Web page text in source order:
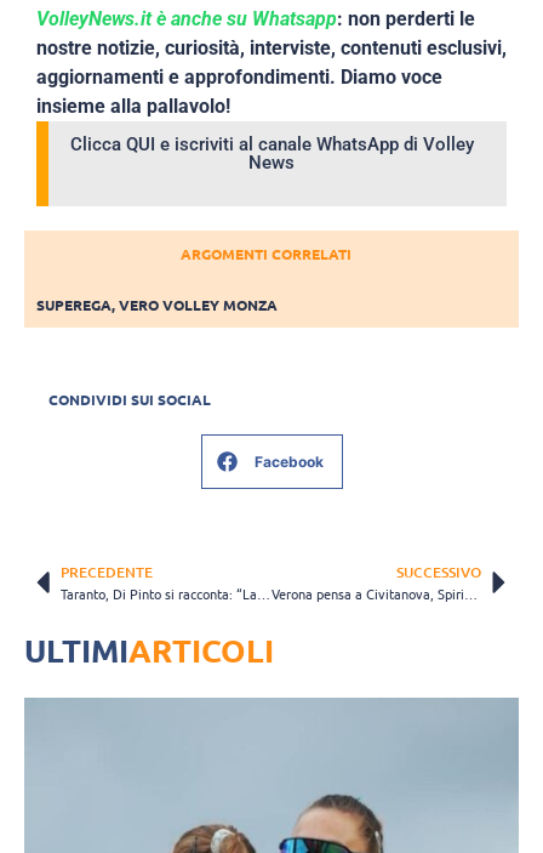
VolleyNews.it è anche su Whatsapp: non perderti le
nostre notizie, curiosità, interviste, contenuti esclusivi,
aggiornamenti e approfondimenti. Diamo voce
insieme alla pallavolo!
Clicca QUI e iscriviti al canale WhatsApp di Volley
News
ARGOMENTI CORRELATI
SUPEREGA,VERO VOLLEY MONZA
CONDIVIDI SUI SOCIAL
Facebook
PRECEDENTE SUCCESSIVO
ULTIMIARTICOLI